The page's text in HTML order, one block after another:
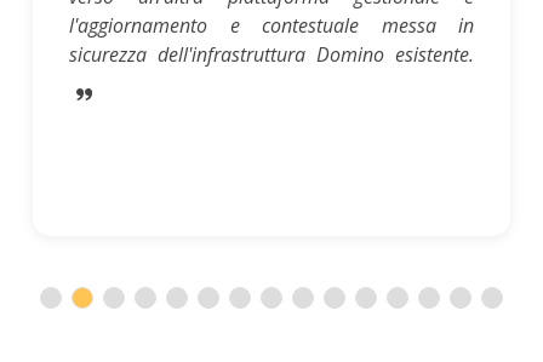
l'aggiornamento e contestuale messa in
sicurezza dell'infrastruttura Domino esistente.